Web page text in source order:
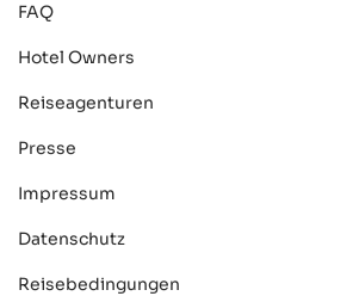
FAQ
Hotel Owners
Reiseagenturen
Presse
Impressum
Datenschutz
Reisebedingungen